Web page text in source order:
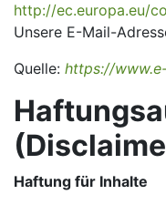
http://ec.europa.eu/
Unsere E-Mail-
Quelle: https://
Haftung für Inhalte